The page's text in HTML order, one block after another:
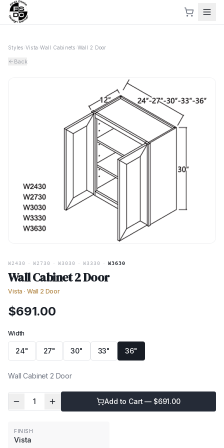
Styles Vista ›Wall Cabinets Wall 2 Door
Back
W2430 W2730 W3030 W3330 W3630
Wall Cabinet 2 Door
Vista · Wall 2 Door
$691.00
Width
24" 27" 30" 33" 36"
Wall Cabinet 2 Door
1 Add to Cart — $691.00
FINISH
Vista